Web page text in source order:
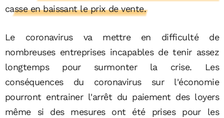
casse en baissant le prix de vente.
Le coronavirus va mettre en difficulté de
nombreuses entreprises incapables de tenir assez
longtemps pour surmonter la crise. Les
conséquences du coronavirus sur l'économie
pourront entrainer l'arrêt du paiement des loyers
même si des mesures ont été prises pour les